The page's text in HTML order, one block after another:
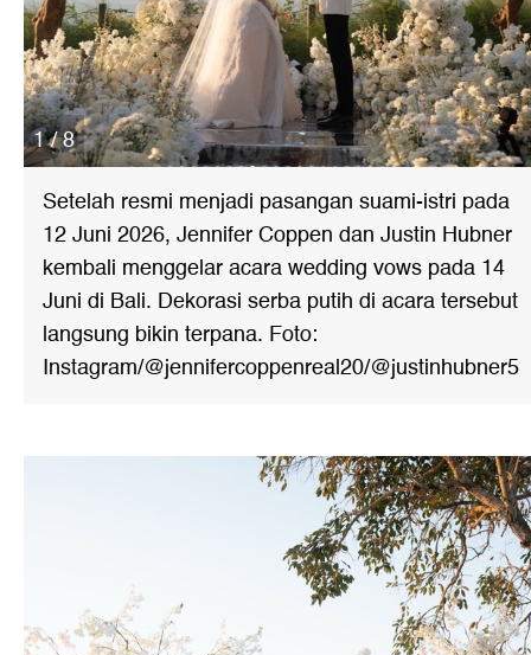
1 / 8
Setelah resmi menjadi pasangan suami-istri pada
12 Juni 2026, Jennifer Coppen dan Justin Hubner
kembali menggelar acara wedding vows pada 14
Juni di Bali. Dekorasi serba putih di acara tersebut
langsung bikin terpana. Foto:
Instagram/@jennifercoppenreal20/@justinhubner5